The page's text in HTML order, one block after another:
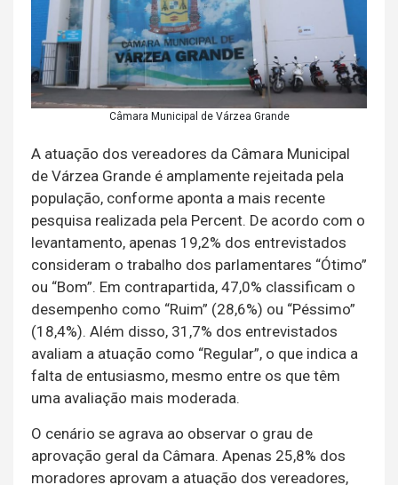
Câmara Municipal de Várzea Grande
A atuação dos vereadores da Câmara Municipal
de Várzea Grande é amplamente rejeitada pela
população, conforme aponta a mais recente
pesquisa realizada pela Percent. De acordo com o
levantamento, apenas 19,2% dos entrevistados
consideram o trabalho dos parlamentares “Ótimo”
ou “Bom”. Em contrapartida, 47,0% classificam o
desempenho como “Ruim” (28,6%) ou “Péssimo”
(18,4%). Além disso, 31,7% dos entrevistados
avaliam a atuação como “Regular”, o que indica a
falta de entusiasmo, mesmo entre os que têm
uma avaliação mais moderada.
O cenário se agrava ao observar o grau de
aprovação geral da Câmara. Apenas 25,8% dos
moradores aprovam a atuação dos vereadores,